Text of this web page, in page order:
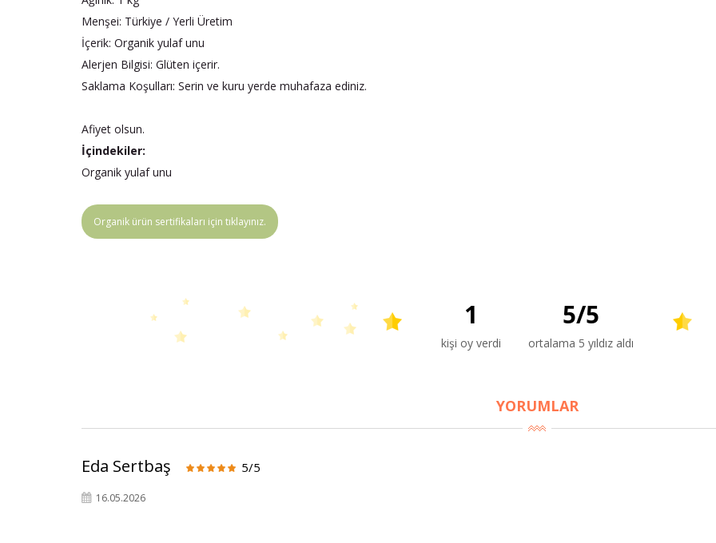
Menşei: Türkiye / Yerli Üretim
İçerik: Organik yulaf unu
Alerjen Bilgisi: Glüten içerir.
Saklama Koşulları: Serin ve kuru yerde muhafaza ediniz.
Afiyet olsun.
İçindekiler:
Organik yulaf unu
Organik ürün sertifikaları için tıklayınız.
1
kişi oy verdi
5/5
ortalama 5 yıldız aldı
YORUMLAR
Eda Sertbaş 5/5
16.05.2026
BU HAFTANIN PLANLI İNDİRİMİ